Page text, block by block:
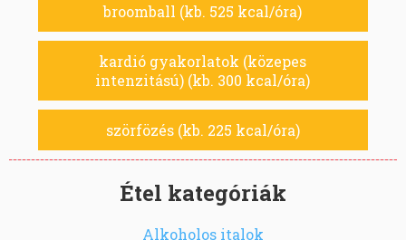
broomball (kb. 525 kcal/óra)
kardió gyakorlatok (közepes
intenzitású) (kb. 300 kcal/óra)
szörfözés (kb. 225 kcal/óra)
Étel kategóriák
Alkoholos italok